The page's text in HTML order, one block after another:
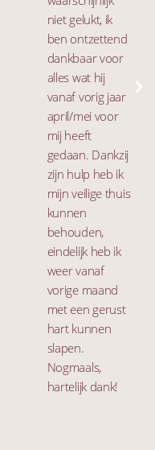
niet gelukt, ik
ben ontzettend
dankbaar voor
alles wat hij
vanaf vorig jaar
april/mei voor
mij heeft
gedaan. Dankzij
zijn hulp heb ik
mijn veilige thuis
kunnen
behouden,
eindelijk heb ik
weer vanaf
vorige maand
met een gerust
hart kunnen
slapen.
Nogmaals,
hartelijk dank!